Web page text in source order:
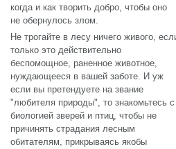
когда и как творить добро, чтобы оно
не обернулось злом.
Не трогайте в лесу ничего живого,
только это действительно
беспомощное, раненное животное,
нуждающееся в вашей заботе. И уж
если вы претендуете на звание
"любителя природы", то знакомьтесь с
биологией зверей и птиц, чтобы не
причинять страдания лесным
обитателям, прикрываясь якобы